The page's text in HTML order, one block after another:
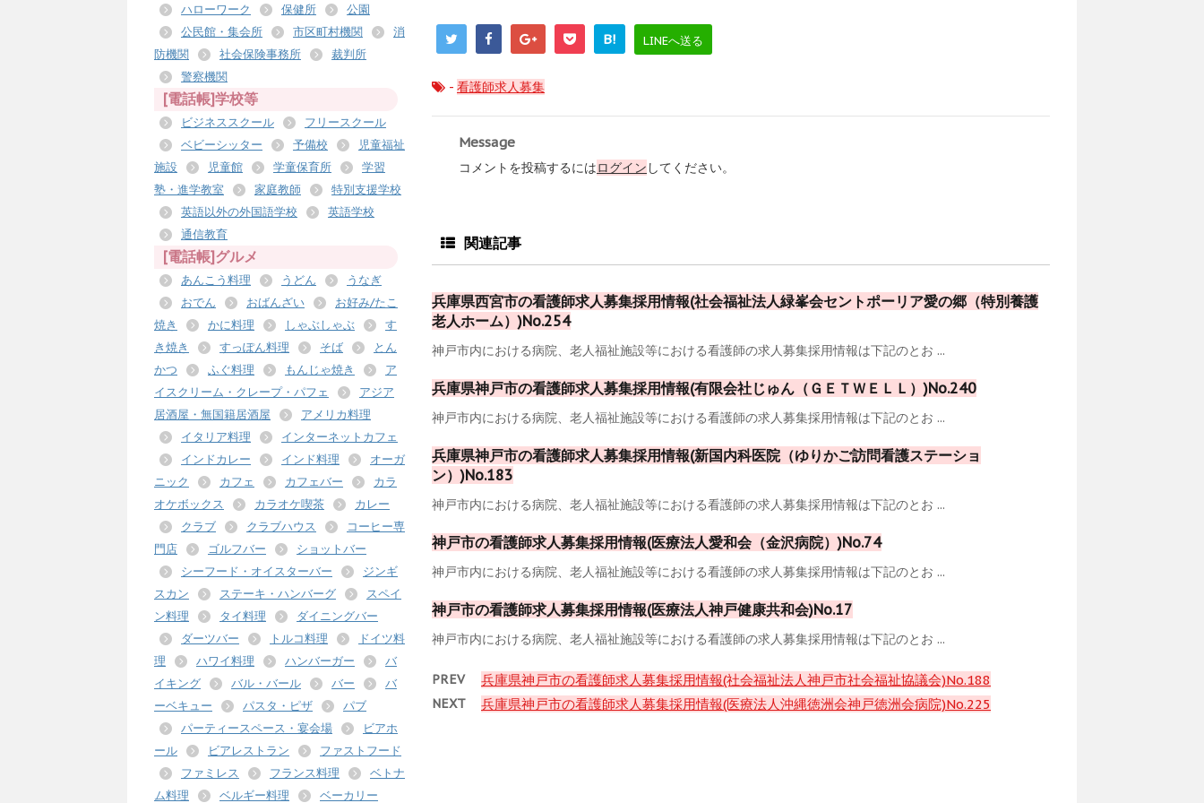
B! LINEへ送る
- 看護師求人募集
Message
コメントを投稿するにはログイン してください。
関連記事
兵庫県西宮市の看護師求人募集採用情報(社会福祉法人緑峯会セントポーリア愛の郷（特別養護
老人ホーム）)No.254
神戸市内における病院、老人福祉施設等における看護師の求人募集採用情報は下記のとお ...
兵庫県神戸市の看護師求人募集採用情報(有限会社じゅん（ＧＥＴＷＥＬＬ）)No.240
神戸市内における病院、老人福祉施設等における看護師の求人募集採用情報は下記のとお ...
兵庫県神戸市の看護師求人募集採用情報(新国内科医院（ゆりかご訪問看護ステーショ
ン）)No.183
神戸市内における病院、老人福祉施設等における看護師の求人募集採用情報は下記のとお ...
神戸市の看護師求人募集採用情報(医療法人愛和会（金沢病院）)No.74
神戸市内における病院、老人福祉施設等における看護師の求人募集採用情報は下記のとお ...
神戸市の看護師求人募集採用情報(医療法人神戸健康共和会)No.17
神戸市内における病院、老人福祉施設等における看護師の求人募集採用情報は下記のとお ...
PREV 兵庫県神戸市の看護師求人募集採用情報(社会福祉法人神戸市社会福祉協議会)No.188
NEXT 兵庫県神戸市の看護師求人募集採用情報(医療法人沖縄徳洲会神戸徳洲会病院)No.225
ハローワーク 保健所
公園
公民館・集会所
市区町村機関
消
防機関
社会保険事務所
裁判所
警察機関
[電話帳]学校等
ビジネススクール
フリースクール
ベビーシッター
予備校
児童福祉
施設
児童館 学童保育所
学習
塾・進学教室
家庭教師
特別支援学校
英語以外の外国語学校
英語学校
通信教育
[電話帳]グルメ
あんこう料理 うどん
うなぎ
おでん
おばんざい
お好み/たこ
焼き
かに料理 しゃぶしゃぶ
す
き焼き
すっぽん料理 そば
とん
かつ
ふぐ料理 もんじゃ焼き
ア
イスクリーム・クレープ・パフェ
アジア
居酒屋・無国籍居酒屋
アメリカ料理
イタリア料理
インターネットカフェ
インドカレー
インド料理
オーガ
ニック
カフェ カフェバー
カラ
オケボックス
カラオケ喫茶
カレー
クラブ
クラブハウス
コーヒー専
門店
ゴルフバー
ショットバー
シーフード・オイスターバー
ジンギ
スカン
ステーキ・ハンバーグ
スペイ
ン料理
タイ料理
ダイニングバー
ダーツバー
トルコ料理
ドイツ料
理
ハワイ料理 ハンバーガー
バ
イキング
バル・バール バー
バ
ーベキュー
パスタ・ピザ
パブ
パーティースペース・宴会場
ビアホ
ール
ビアレストラン
ファストフード
ファミレス
フランス料理
ベトナ
ム料理
ベルギー料理
ベーカリー